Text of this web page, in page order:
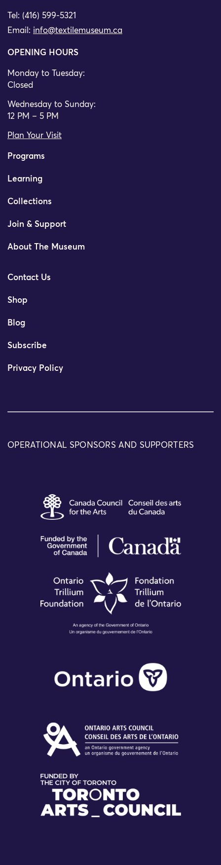
Tel: (416) 599-5321
Email: info@textilemuseum.ca
OPENING HOURS
Monday to Tuesday:
Closed
Wednesday to Sunday:
12 PM – 5 PM
Plan Your Visit
Programs
Learning
Collections
Join & Support
About The Museum
Contact Us
Shop
Blog
Subscribe
Privacy Policy
OPERATIONAL SPONSORS AND SUPPORTERS